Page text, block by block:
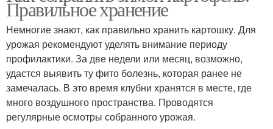
Правильное хранение
Немногие знают, как правильно хранить картошку. Для
урожая рекомендуют уделять внимание периоду
профилактики. За две недели или месяц, возможно,
удастся выявить ту фито болезнь, которая ранее не
замечалась. В это время клубни хранятся в месте, где
много воздушного пространства. Проводятся
регулярные осмотры собранного урожая.